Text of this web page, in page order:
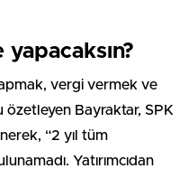
yapacaksın?
vergi vermek ve
özetleyen Bayraktar, SPK
“2 yıl tüm
Yatırımcıdan